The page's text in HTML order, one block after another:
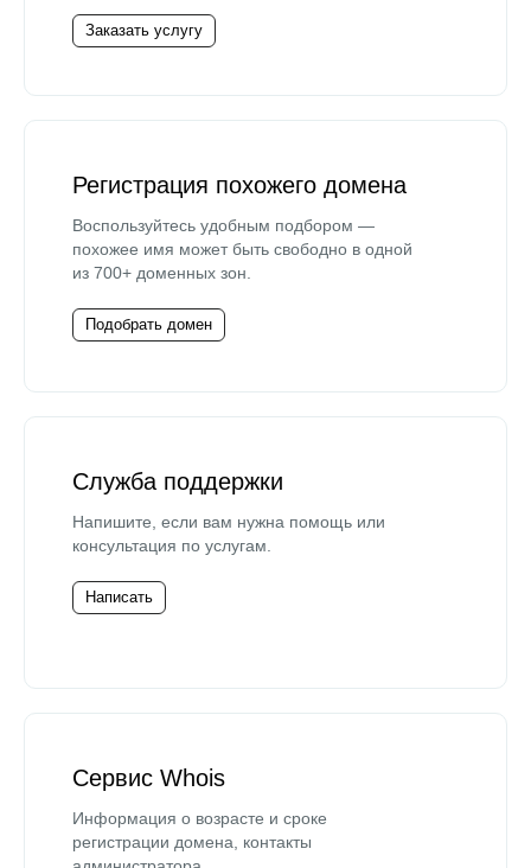
Заказать услугу
Регистрация похожего домена
Воспользуйтесь удобным подбором —
похожее имя может быть свободно в одной
из 700+ доменных зон.
Подобрать домен
Служба поддержки
Напишите, если вам нужна помощь или
консультация по услугам.
Написать
Сервис Whois
Информация о возрасте и сроке
регистрации домена, контакты